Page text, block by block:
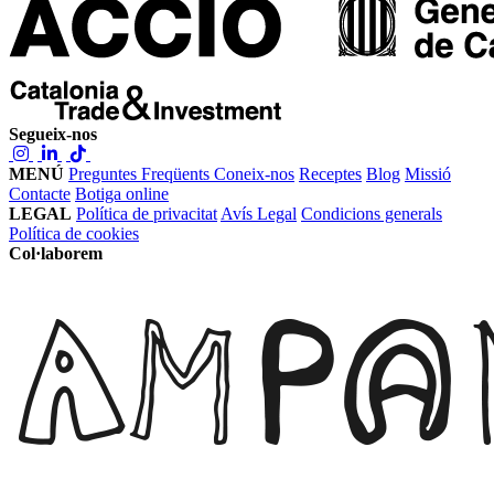
Segueix-nos
MENÚ Preguntes Freqüents Coneix-nos Receptes Blog Missió
Contacte Botiga online
LEGAL Política de privacitat Avís Legal Condicions generals
Política de cookies
Col·laborem